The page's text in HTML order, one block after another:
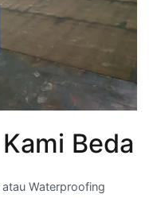
Beda
Waterproofing